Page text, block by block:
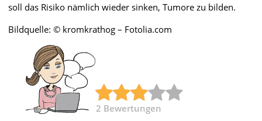
soll das Risiko nämlich wieder sinken, Tumore zu bilden.
Bildquelle: © kromkrathog – Fotolia.com
2 Bewertungen